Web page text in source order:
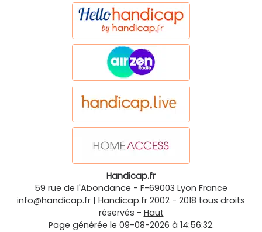
Handicap.fr
59 rue de l'Abondance - F-69003 Lyon France
info@handicap.fr | Handicap.fr 2002 - 2018 tous droits
réservés - Haut
Page générée le 09-08-2026 à 14:56:32.